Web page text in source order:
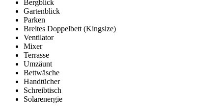
Bergblick
Gartenblick
Parken
Breites Doppelbett (Kingsize)
Ventilator
Mixer
Terrasse
Umzäunt
Bettwäsche
Handtücher
Schreibtisch
Solarenergie